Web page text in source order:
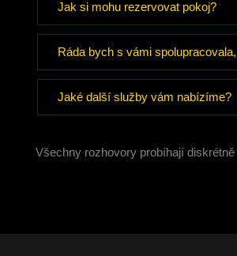
Jak si mohu rezervovat pokoj?
Ráda bych s vámi
Jaké další služby vám nabízíme?
Všechny rozhovory probíhají diskrétně